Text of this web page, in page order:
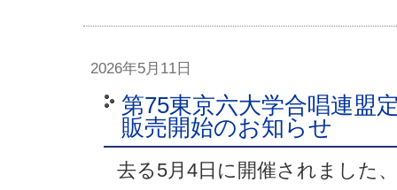
2026年5月11日
第75東京六大学合唱連盟
販売開始のお知らせ
去る5月4日に開催されました